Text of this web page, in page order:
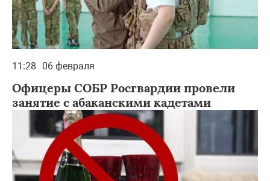
11:28 06 февраля
Офицеры СОБР Росгвардии провели
занятие с абаканскими кадетами